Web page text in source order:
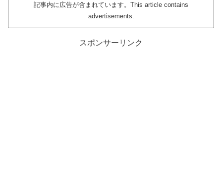
記事内に広告が含まれています。This article contains
advertisements.
スポンサーリンク